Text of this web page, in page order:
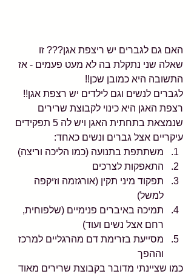
האם גם לגברים יש ריצפת אגן??? זו
שאלה שני נתקלת בה לא מעט פעמים - אז
התשובה היא כמובן שכן!!
לגברים לנשים וגם לילדים יש רצפת אגן!!
רצפת האגן היא כינוי לקבוצת שרירים
שנמצאת בתחתית האגן ויש לה 5 תפקידים
עיקריים אצל גברים ונשים כאחד:
משתתפת בתנועה (כמו הליכה וריצה)
התאפקות לצרכים
תפקוד מיני תקין (אורגזמה וזיקפה
למשל)
תמיכה באיברים פנימיים (שלפוחית,
רחם אצל נשים ועוד)
מסייעת בזרימת דם מהרגליים למרכז
וההפך
כמו שציינתי מדובר בקבוצת שרירים מאוד